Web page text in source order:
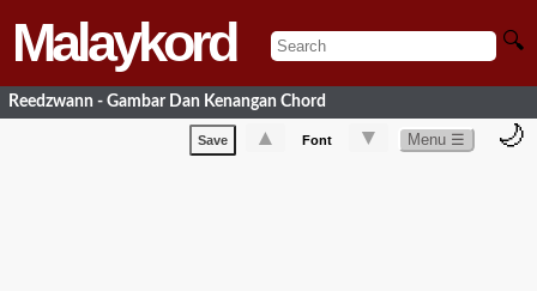
Malaykord 🔍
Reedzwann - Gambar Dan Kenangan Chord
Save ▲ Font ▼ Menu ☰ 🌙